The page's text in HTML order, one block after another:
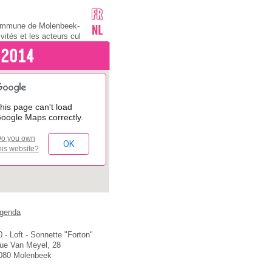
de Molenbeek-Saint-
et les acteurs culturels de
pour tous ceux qui cherchent
association ou
idée !Mais préalablement,
simple ! Il suffit de nous
le "Radeau de la Méduse",
« Le Roi Lear » tout
de ballet du "Lac des
Jean-Sébastien Bach, les
page can't load
Maps correctly.
you own
website?
OK
- Loft - Sonnette "Forton"
Van Meyel, 28
Molenbeek